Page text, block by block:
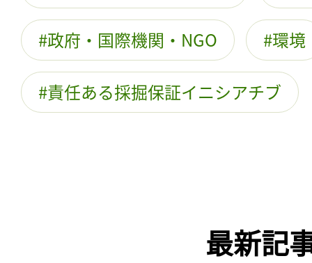
政府・国際機関・NGO 環境
責任ある採掘保証イニシアチブ
最新記